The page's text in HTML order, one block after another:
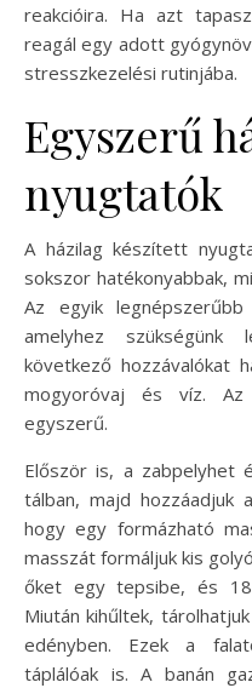
reakcióira. Ha azt
reagál egy adott
stresszkezelési rutinjába.
Egyszerű
nyugtatók
A házilag készített
sokszor hatékonyabbak,
Az egyik
amelyhez szükségünk
következő hozzávalókat
mogyoróvaj és víz. Az
egyszerű.
Először is, a zabpelyhet
tálban, majd hozzáadjuk
hogy egy formázható
masszát formáljuk kis
őket egy tepsibe, és
Miután kihűltek,
edényben. Ezek a
táplálóak is. A banán